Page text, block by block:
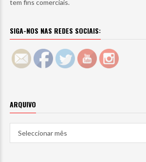
tem fins comerciais.
SIGA-NOS NAS REDES SOCIAIS:
ARQUIVO